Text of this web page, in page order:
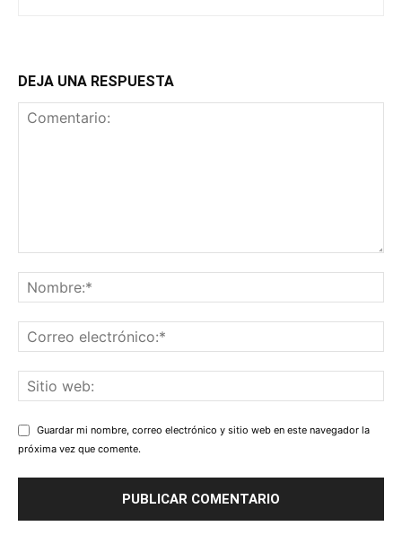
DEJA UNA RESPUESTA
Guardar mi nombre, correo electrónico y sitio web en este navegador la
próxima vez que comente.